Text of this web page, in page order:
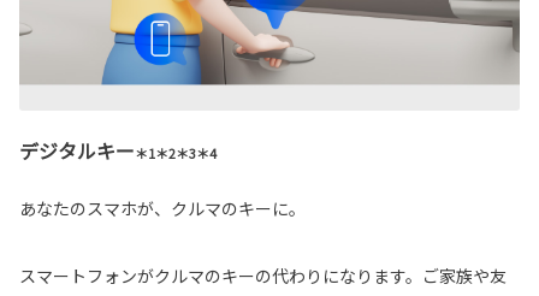
デジタルキー＊1＊2＊3＊4
あなたのスマホが、クルマのキーに。
スマートフォンがクルマのキーの代わりになります。ご家族や友